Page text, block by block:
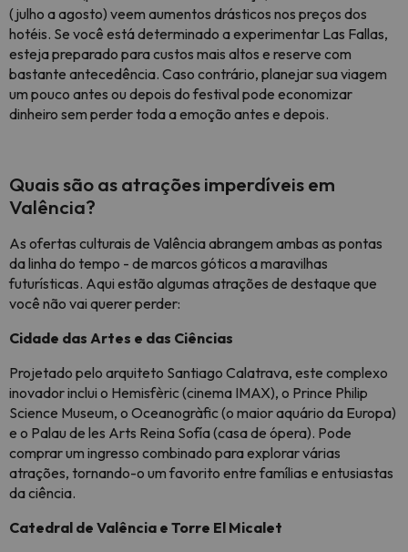
(julho a agosto) veem aumentos drásticos nos preços dos
hotéis. Se você está determinado a experimentar Las Fallas,
esteja preparado para custos mais altos e reserve com
bastante antecedência. Caso contrário, planejar sua viagem
um pouco antes ou depois do festival pode economizar
dinheiro sem perder toda a emoção antes e depois.
Quais são as atrações imperdíveis em
Valência?
As ofertas culturais de Valência abrangem ambas as pontas
da linha do tempo - de marcos góticos a maravilhas
futurísticas. Aqui estão algumas atrações de destaque que
você não vai querer perder:
Cidade das Artes e das Ciências
Projetado pelo arquiteto Santiago Calatrava, este complexo
inovador inclui o Hemisfèric (cinema IMAX), o Prince Philip
Science Museum, o Oceanogràfic (o maior aquário da Europa)
e o Palau de les Arts Reina Sofía (casa de ópera). Pode
comprar um ingresso combinado para explorar várias
atrações, tornando-o um favorito entre famílias e entusiastas
da ciência.
Catedral de Valência e Torre El Micalet